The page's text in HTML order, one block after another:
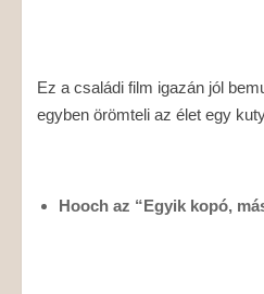
Ez a családi film igazán jól
egyben örömteli az élet egy
Hooch az “Egyik kopó,